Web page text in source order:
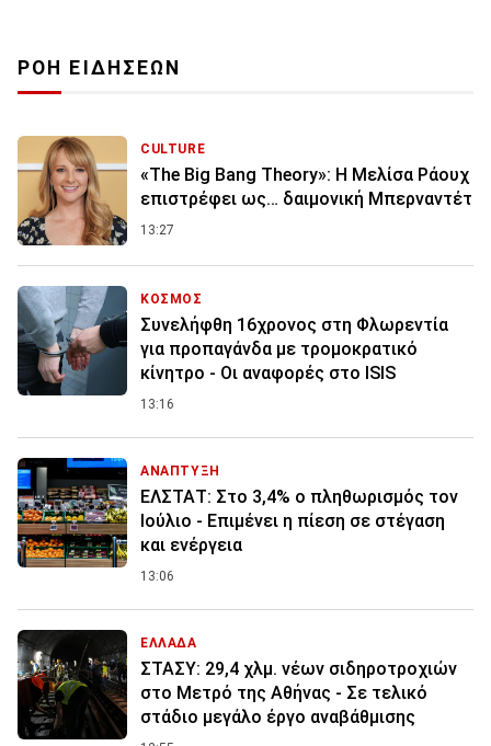
ΡΟΗ ΕΙΔΗΣΕΩΝ
CULTURE
«The Big Bang Theory»: Η Μελίσα Ράουχ
επιστρέφει ως… δαιμονική Μπερναντέτ
13:27
ΚΟΣΜΟΣ
Συνελήφθη 16χρονος στη Φλωρεντία
για προπαγάνδα με τρομοκρατικό
κίνητρο - Οι αναφορές στο ISIS
13:16
ΑΝΑΠΤΥΞΗ
ΕΛΣΤΑΤ: Στο 3,4% ο πληθωρισμός τον
Ιούλιο - Επιμένει η πίεση σε στέγαση
και ενέργεια
13:06
ΕΛΛΑΔΑ
ΣΤΑΣΥ: 29,4 χλμ. νέων σιδηροτροχιών
στο Μετρό της Αθήνας - Σε τελικό
στάδιο μεγάλο έργο αναβάθμισης